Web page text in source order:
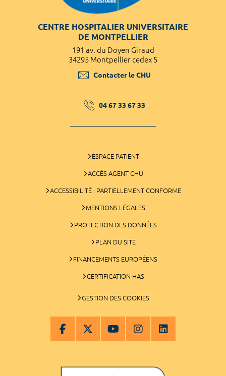
CENTRE HOSPITALIER UNIVERSITAIRE
DE MONTPELLIER
191 av. du Doyen Giraud
34295 Montpellier cedex 5
Contacter le CHU
04 67 33 67 33
ESPACE PATIENT
ACCÈS AGENT CHU
ACCESSIBILITÉ : PARTIELLEMENT CONFORME
MENTIONS LÉGALES
PROTECTION DES DONNÉES
PLAN DU SITE
FINANCEMENTS EUROPÉENS
CERTIFICATION HAS
GESTION DES COOKIES